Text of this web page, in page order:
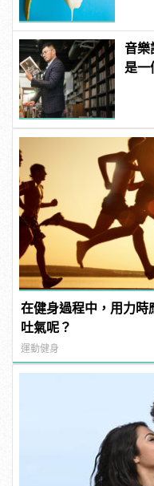
音樂
是一
在健身過程中，用力時
吐氣呢？
運動健身